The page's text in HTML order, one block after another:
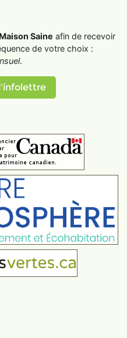
Saine afin de recevoir
de votre choix :
.